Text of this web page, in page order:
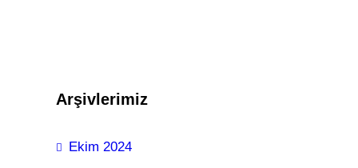
Arşivlerimiz
Ekim 2024